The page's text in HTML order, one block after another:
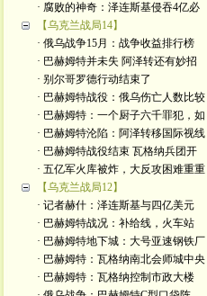
· 腐败的神奇：泽连斯基侵吞4亿必
【乌克兰战局14】
· 俄乌战争15月：战争收益排行榜
· 巴赫姆特并未失 阿泽转还有妙招
· 别尔哥罗德行动结束了
· 巴赫姆特战役：俄乌伤亡人数比较
· 巴赫姆特：一个厨子六千罪犯，如
· 巴赫姆特沦陷：阿泽转移国际视线
· 巴赫姆特战役结束 瓦格纳兵团开
· 五亿军火库被炸，大反攻困难重重
【乌克兰战局12】
· 记者赫什：泽连斯基与四亿美元
· 巴赫姆特战况：补给线，火车站
· 巴赫姆特地下城：大号亚速钢铁厂
· 巴赫姆特：瓦格纳南北会师城中央
· 巴赫姆特：瓦格纳控制市政大楼